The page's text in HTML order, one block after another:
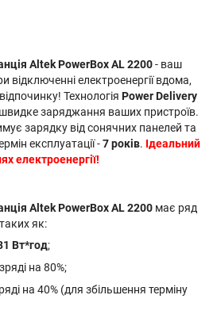
Altek PowerBox AL 2200- ваш
відключенні електроенергії вдома,
Технологія Power Delivery
заряджання ваших пристроїв.
зарядку від сонячних панелей та
експлуатації -7 років. Ідеальний
електроенергії!
Altek PowerBox AL 2200 має ряд
як:
Вт*год;
на 80%;
на 40% (для збільшення терміну